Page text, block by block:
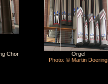
Chor
Orgel
Photo: © Martin Doering